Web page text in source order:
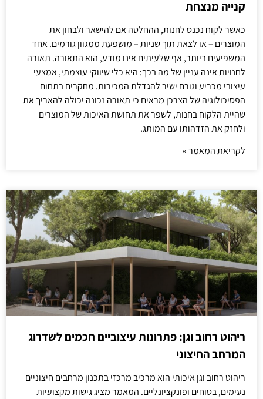
קנייה מנצחת
כאשר לקוח נכנס לחנות, ההחלטה אם להישאר ולבחון את
המוצרים – או לצאת תוך שניות – מושפעת ממגוון גורמים. אחד
המשפיעים ביותר, אף שלעיתים אינו מודע, הוא התאורה. תאורה
לחנויות אינה עניין של מה בכך: היא כלי שיווקי עוצמתי, אמצעי
עיצובי מכריע וגורם ישיר להגדלת המכירות. מחקרים בתחום
הפסיכולוגיה של הצרכן מראים כי תאורה נכונה יכולה להאריך את
שהיית הלקוח בחנות, לשפר את תחושת האיכות של המוצרים
ולחזק את הזדהותו עם המותג.
לקריאת המאמר »
ריהוט רחוב וגן: פתרונות עיצוביים חכמים לשדרוג
המרחב החיצוני
ריהוט רחוב וגן איכותי הוא מרכיב מרכזי בתכנון מרחבים חיצוניים
נעימים, בטוחים ופונקציונליים. המאמר מציג גישות מקצועיות